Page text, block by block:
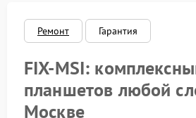
Зарядка и разъёмы
Программные сбои
Память и данные
Ремонт Гарантия
FIX-MSI:
планшетов любой
Москве